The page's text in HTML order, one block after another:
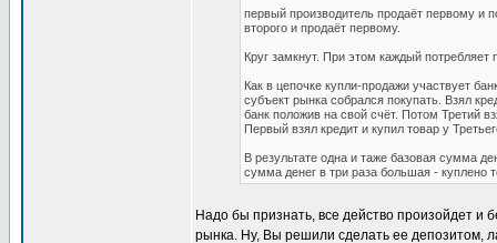
первый производитель продаёт первому и
второго и продаёт первому.
Круг замкнут. При этом каждый потребляет
Как в цепочке купли-продажи участвует
субъект рынка собрался покупать. Взял
банк положив на свой счёт. Потом Третий
Первый взял кредит и купил товар у
В результате одна и таже базовая сумма
сумма денег в три раза большая - куплено
Надо бы признать, все действо произойдет и
рынка. Ну, Вы решили сделать ее депозитом,